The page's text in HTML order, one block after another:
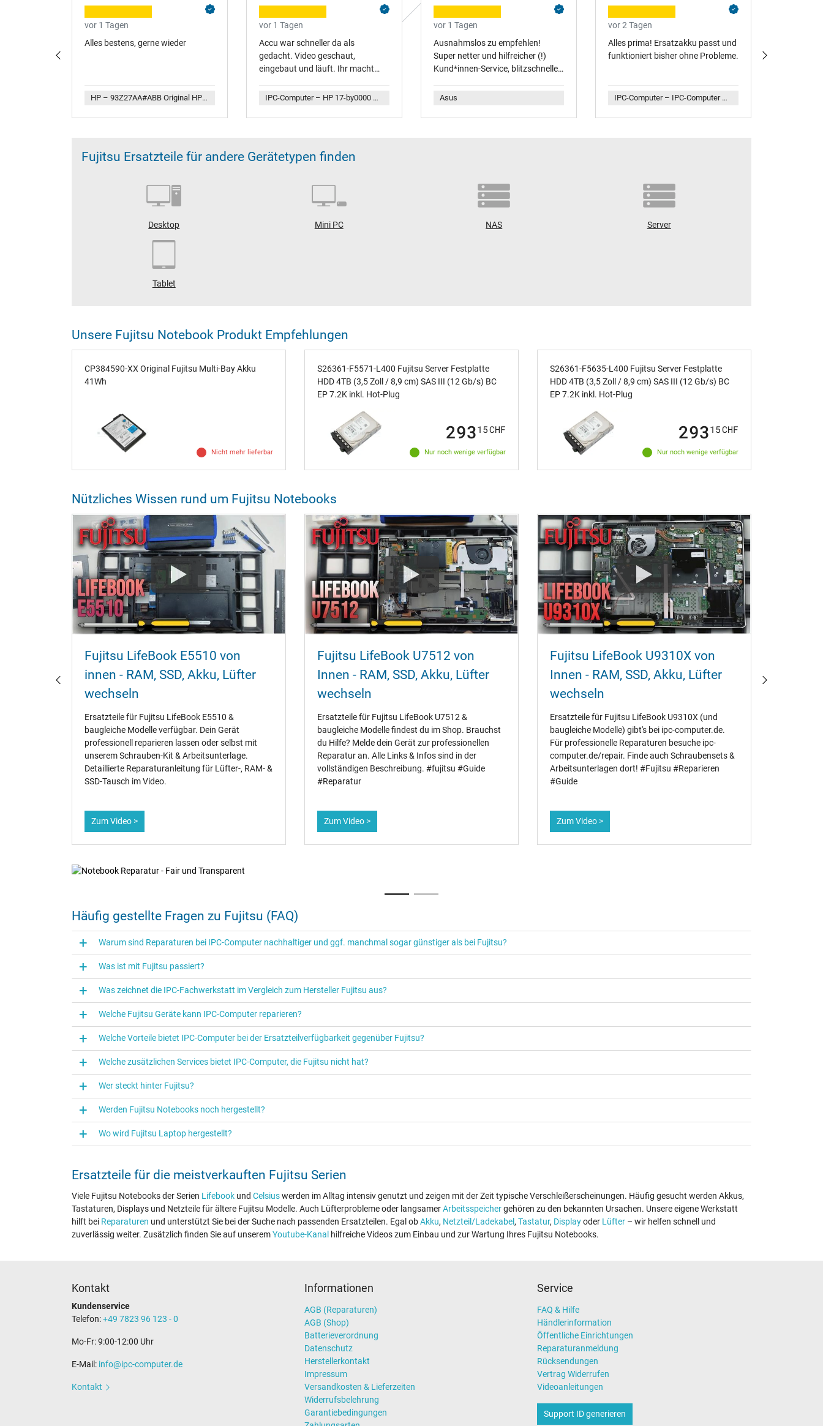
vor 1 Tagen
Alles bestens, gerne wieder
HP – 93Z27AA#ABB Original HP 705700 wiederaufladbarer Multi Pen
vor 1 Tagen
Accu war schneller da als
gedacht. Video geschaut,
eingebaut und läuft. Ihr macht
IPC-Computer – HP 17-by0000 Replacement Akku 47Wh
vor 1 Tagen
Ausnahmslos zu empfehlen!
Super netter und hilfreicher (!)
Kund*innen-Service, blitzschneller
Vielen Dank für die schnelle &
Asus
vor 2 Tagen
Alles prima! Ersatzakku passt und
funktioniert bisher ohne Probleme.
IPC-Computer – IPC-Computer Akku (lang) kompatibel zu Lenovo 00HW022 mit 22,8Wh
Fujitsu Ersatzteile für andere Gerätetypen finden
Desktop Mini PC NAS Server
Tablet
Unsere Fujitsu Notebook Produkt Empfehlungen
CP384590-XX Original Fujitsu Multi-Bay Akku
41Wh
Nicht mehr lieferbar
S26361-F5571-L400 Fujitsu Server Festplatte
HDD 4TB (3,5 Zoll / 8,9 cm) SAS III (12 Gb/s) BC
EP 7.2K inkl. Hot-Plug
Nur noch wenige verfügbar
29315CHF
S26361-F5635-L400 Fujitsu Server Festplatte
HDD 4TB (3,5 Zoll / 8,9 cm) SAS III (12 Gb/s) BC
EP 7.2K inkl. Hot-Plug
Nur noch wenige verfügbar
29315CHF
Nützliches Wissen rund um Fujitsu Notebooks
Fujitsu LifeBook E5510 von
innen - RAM‚ SSD‚ Akku‚ Lüfter
wechseln
Ersatzteile für Fujitsu LifeBook E5510 &
baugleiche Modelle verfügbar. Dein Gerät
professionell reparieren lassen oder selbst mit
unserem Schrauben-Kit & Arbeitsunterlage.
Detaillierte Reparaturanleitung für Lüfter-‚ RAM- &
SSD-Tausch im Video.
Zum Video >
Fujitsu LifeBook U7512 von
Innen - RAM‚ SSD‚ Akku‚ Lüfter
wechseln
Ersatzteile für Fujitsu LifeBook U7512 &
baugleiche Modelle findest du im Shop. Brauchst
du Hilfe? Melde dein Gerät zur professionellen
Reparatur an. Alle Links & Infos sind in der
vollständigen Beschreibung. #fujitsu #Guide
#Reparatur
Zum Video >
Fujitsu LifeBook U9310X von
Innen - RAM‚ SSD‚ Akku‚ Lüfter
wechseln
Ersatzteile für Fujitsu LifeBook U9310X (und
baugleiche Modelle) gibt's bei ipc-computer.de.
Für professionelle Reparaturen besuche ipc-
computer.de/repair. Finde auch Schraubensets &
Arbeitsunterlagen dort! #Fujitsu #Reparieren
#Guide
Zum Video >
Notebook Reparatur - Fair und Transparent
Über 20 Jahre Notebook-Reparatur
35.000+ Geräte erfolgreich instandgesetzt
Reparatur für Deutschland, Österreich und die Schweiz
Häufig gestellte Fragen zu Fujitsu (FAQ)
Warum sind Reparaturen bei IPC-Computer nachhaltiger und ggf. manchmal sogar günstiger als bei Fujitsu?
Was ist mit Fujitsu passiert?
Was zeichnet die IPC‑Fachwerkstatt im Vergleich zum Hersteller Fujitsu aus?
Welche Fujitsu Geräte kann IPC‑Computer reparieren?
Welche Vorteile bietet IPC-Computer bei der Ersatzteilverfügbarkeit gegenüber Fujitsu?
Welche zusätzlichen Services bietet IPC-Computer, die Fujitsu nicht hat?
Wer steckt hinter Fujitsu?
Werden Fujitsu Notebooks noch hergestellt?
Wo wird Fujitsu Laptop hergestellt?
Ersatzteile für die meistverkauften Fujitsu Serien
Viele Fujitsu Notebooks der Serien Lifebook und Celsiuswerden im Alltag intensiv genutzt und zeigen mit der Zeit typische Verschleißerscheinungen. Häufig gesucht werden Akkus,
Tastaturen, Displays und Netzteile für ältere Fujitsu Modelle. Auch Lüfterprobleme oder langsamerArbeitsspeichergehören zu den bekannten Ursachen. Unsere eigene Werkstatt
hilft bei Reparaturen und unterstützt Sie bei der Suche nach passenden Ersatzteilen. Egal obAkku, Netzteil/Ladekabel , Tastatur, Displayoder Lüfter – wir helfen schnell und
zuverlässig weiter. Zusätzlich finden Sie auf unseremYoutube-Kanal hilfreiche Videos zum Einbau und zur Wartung Ihres Fujitsu Notebooks.
Kontakt
Kundenservice
Telefon:+49 7823 96 123 - 0
Mo-Fr: 9:00-12:00 Uhr
E-Mail: info@ipc-computer.de
Kontakt
Informationen
AGB (Reparaturen)
AGB (Shop)
Batterieverordnung
Datenschutz
Herstellerkontakt
Impressum
Versandkosten & Lieferzeiten
Widerrufsbelehrung
Garantiebedingungen
Service
FAQ & Hilfe
Händlerinformation
Öffentliche Einrichtungen
Reparaturanmeldung
Rücksendungen
Vertrag Widerrufen
Videoanleitungen
Support ID generieren